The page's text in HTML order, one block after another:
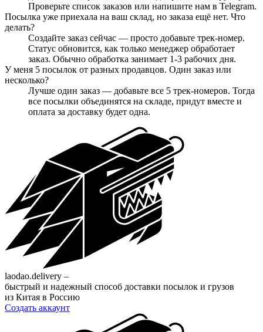
Проверьте список заказов или напишите нам в Telegram.
Посылка уже приехала на ваш склад, но заказа ещё нет. Что
делать?
Создайте заказ сейчас — просто добавьте трек-номер.
Статус обновится, как только менеджер обработает
заказ. Обычно обработка занимает 1-3 рабочих дня.
У меня 5 посылок от разных продавцов. Один заказ или
несколько?
Лучше один заказ — добавьте все 5 трек-номеров. Тогда
все посылки объединятся на складе, придут вместе и
оплата за доставку будет одна.
laodao.delivery –
быстрый и надежный способ доставки посылок и грузов
из Китая в Россию
Создать аккаунт